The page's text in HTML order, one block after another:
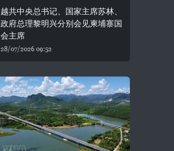
越共中央总书记、国家主席苏林、
政府总理黎明兴分别会见柬埔寨国
会主席
28/07/2026 09:52